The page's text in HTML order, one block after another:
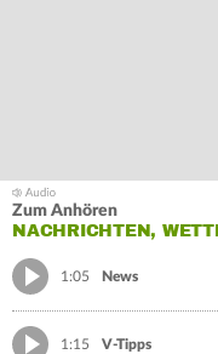
Zum Anhören
NACHRICHTEN,
1:05 News
1:15 V-Tipps